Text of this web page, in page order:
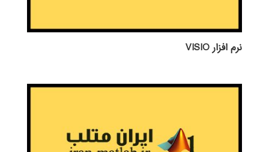
نرم افزار VISIO